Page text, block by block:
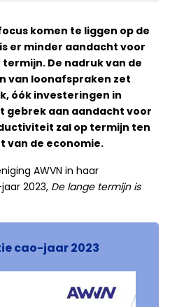
komen te liggen op de
er minder aandacht voor
De nadruk van de
van loonafspraken zet
óók investeringen in
gebrek aan aandacht voor
zal op termijn ten
van de economie.
AWVN in haar
2023, De lange termijn is
cao-jaar 2023